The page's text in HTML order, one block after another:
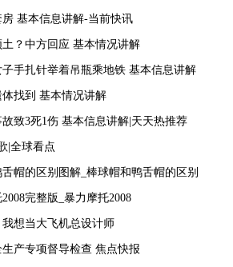
基本信息讲解-当前快讯
？中方回应 基本情况讲解
手扎针举着吊瓶乘地铁 基本信息讲解
找到 基本情况讲解
致3死1伤 基本信息讲解|天天热推荐
|全球看点
帽的区别图解_棒球帽和鸭舌帽的区别
完整版_暴力摩托2008
想当大飞机总设计师
产专项督导检查 焦点快报